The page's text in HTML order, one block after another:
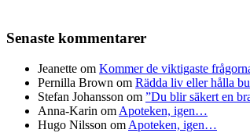
Senaste kommentarer
Jeanette om Kommer de viktigaste
Pernilla Brown om Rädda liv eller hålla
Stefan Johansson om ”Du blir säkert en
Anna-Karin om Apoteken, igen…
Hugo Nilsson om Apoteken, igen…